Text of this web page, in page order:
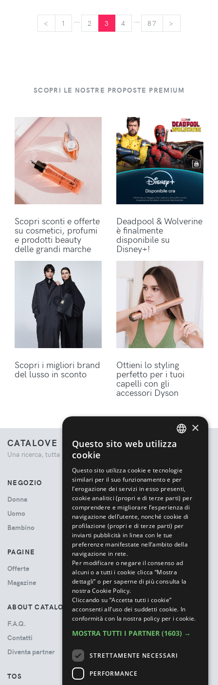
< 1 2 3 4 87 >
SCOPRI LE NOSTRE PROPOSTE PREMIUM
Scopri sconti e offerte
su cosmetici, profumi
e prodotti beauty
delle grandi marche
Deadpool & Wolverine
è finalmente
disponibile su
Disney+!
Scopri i migliori brand
del lusso in sconto
Ottieni lo styling
perfetto per i tuoi
capelli con gli
accessori Dyson
CATALOVE
Una ricerca, tutta la moda.
NEGOZIO
Donna
Uomo
Bambino
PAGINE
Offerte
Magazine
ABOUT CATALOVE
F.A.Q.
Contatti
Diventa partner
TOS
×
Questo sito web utilizza
cookie
Questo sito utilizza cookie e tecnologie
similari per il suo funzionamento e per
l’erogazione dei servizi in esso presenti,
cookie analitici (propri e di terze parti) per
comprendere e migliorare l’esperienza di
navigazione dell’utente, nonché cookie di
profilazione (propri e di terze parti) per
inviarti pubblicità in linea con le tue
preferenze manifestate nell’ambito della
navigazione in rete.
Per modificare o negare il consenso ad
alcuni o a tutti i cookie clicca “Mostra
dettagli” o per saperne di più consulta la
nostra Cookie Policy.
Cliccando su “Accetta tutti i cookie”
acconsenti all’uso dei suddetti cookie. In
conformità con la nostra policy per i cookie.
MOSTRA TUTTI I PARTNER (1603) →
STRETTAMENTE NECESSARI
PERFORMANCE